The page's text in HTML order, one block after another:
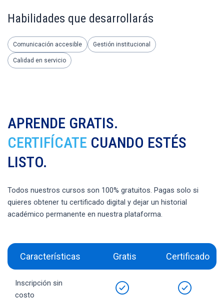
Habilidades que desarrollarás
Comunicación accesible Gestión institucional
Calidad en servicio
APRENDE GRATIS.
CERTIFÍCATE CUANDO ESTÉS
LISTO.
Todos nuestros cursos son 100% gratuitos. Pagas solo si
quieres obtener tu certificado digital y dejar un historial
académico permanente en nuestra plataforma.
Características Gratis Certificado
Inscripción sin
costo